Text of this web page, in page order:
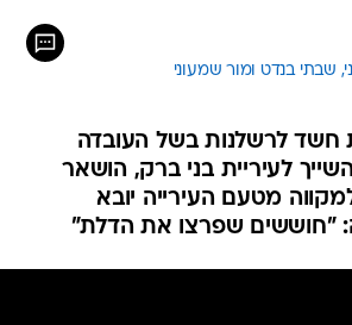
שבתי בנדט ומור שמעוני
לרשלנות בשל העובדה
לעיריית בני ברק, הושאר
מטעם העירייה יובא
"חוששים שפרצו את הדלת"